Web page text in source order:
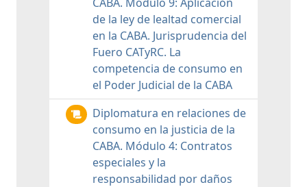
de la ley de lealtad comercial
en la CABA. Jurisprudencia del
Fuero CATyRC. La
competencia de consumo en
el Poder Judicial de la CABA
Diplomatura en relaciones de
consumo en la justicia de la
CABA. Módulo 4: Contratos
especiales y la
responsabilidad por daños